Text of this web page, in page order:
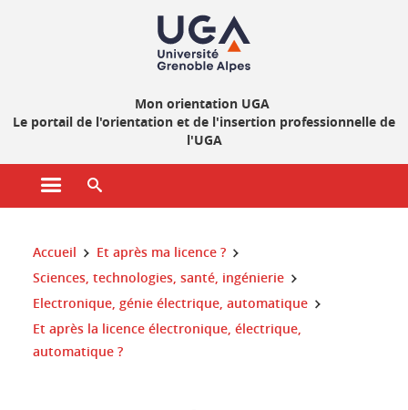
Mon orientation UGA
Le portail de l'orientation et de l'insertion professionnelle de
l'UGA
Ouvrir le menu principal
Vous êtes ici :
Accueil
Et après ma licence ?
Sciences, technologies, santé, ingénierie
Electronique, génie électrique, automatique
Et après la licence électronique, électrique,
automatique ?